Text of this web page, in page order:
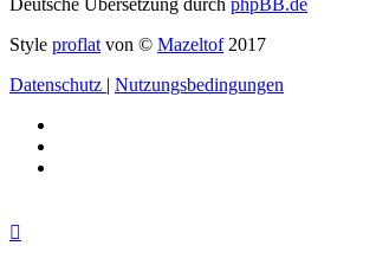
Style proflat von © Mazeltof2017
Datenschutz | Nutzungsbedingungen